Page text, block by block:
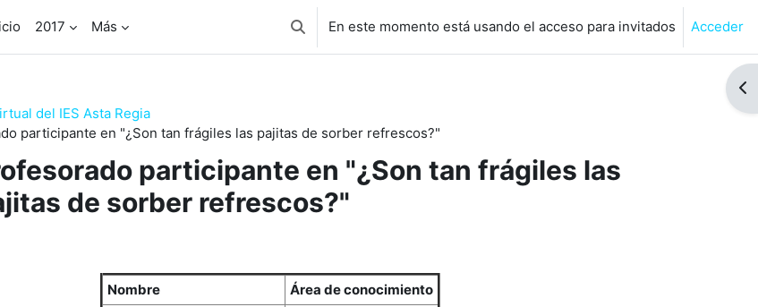
2017 Más Selector de búsqueda de entrada
En este momento está usando el acceso para invitados Acceder
del IES Asta Regia
participante en "¿Son tan frágiles las pajitas de sorber refrescos?"
participante en "¿Son tan frágiles las
de sorber refrescos?"
Nombre
Área de conocimiento